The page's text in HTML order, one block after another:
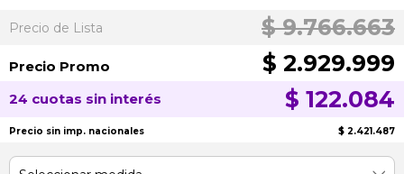
Precio de Lista $ 9.766.663
Precio Promo $ 2.929.999
24 cuotas sin interés $ 122.084
Precio sin imp. nacionales $ 2.421.487